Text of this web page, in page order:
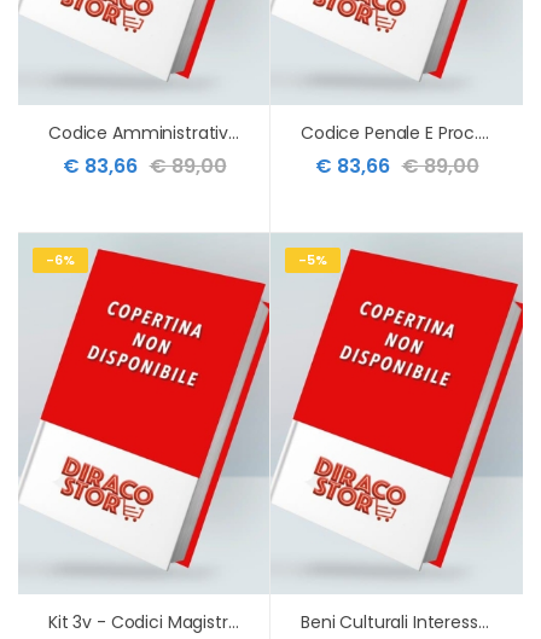
Codice Amministrativo 2026 2tomi
€ 83,66 € 89,00
Codice Penale E Proc.penale Compl.2026
€ 83,66 € 89,00
-6%
Kit 3v - Codici Magistratura 2026
-5%
Beni Culturali Interesse Religioso